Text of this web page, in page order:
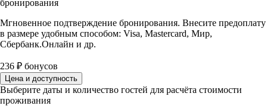
бронирования
Мгновенное подтверждение бронирования. Внесите предоплату
в размере удобным способом: Visa, Mastercard, Мир,
Сбербанк.Онлайн и др.
236 ₽ бонусов
Цена и доступность
Выберите даты и количество гостей для расчёта стоимости
проживания